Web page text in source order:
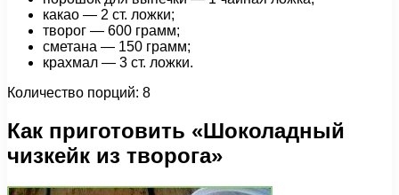
какао — 2 ст. ложки;
творог — 600 грамм;
сметана — 150 грамм;
крахмал — 3 ст. ложки.
Количество порций: 8
Как приготовить «Шоколадный
чизкейк из творога»